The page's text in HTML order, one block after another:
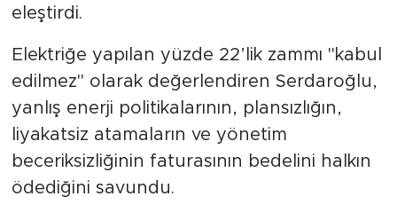
eleştirdi.
Elektriğe yapılan yüzde 22’lik zammı "kabul
edilmez" olarak değerlendiren Serdaroğlu,
yanlış enerji politikalarının, plansızlığın,
liyakatsiz atamaların ve yönetim
beceriksizliğinin faturasının bedelini halkın
ödediğini savundu.